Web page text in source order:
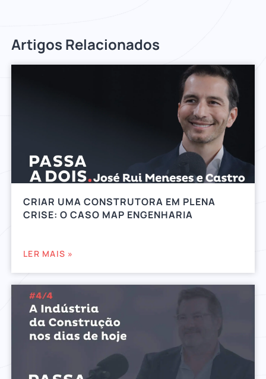
Artigos Relacionados
CRIAR UMA CONSTRUTORA EM PLENA
CRISE: O CASO MAP ENGENHARIA
LER MAIS »